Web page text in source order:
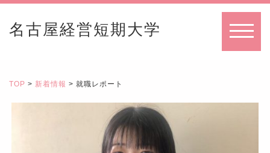
名古屋経営短期大学
TOP > 新着情報 > 就職レポート